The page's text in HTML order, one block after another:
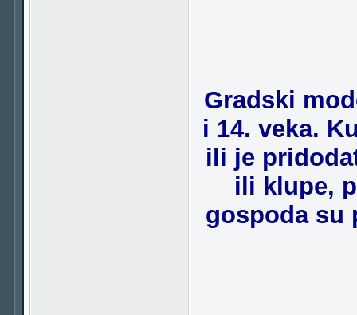
Gradski
i 14. veka.
ili je
ili klupe,
gospoda su